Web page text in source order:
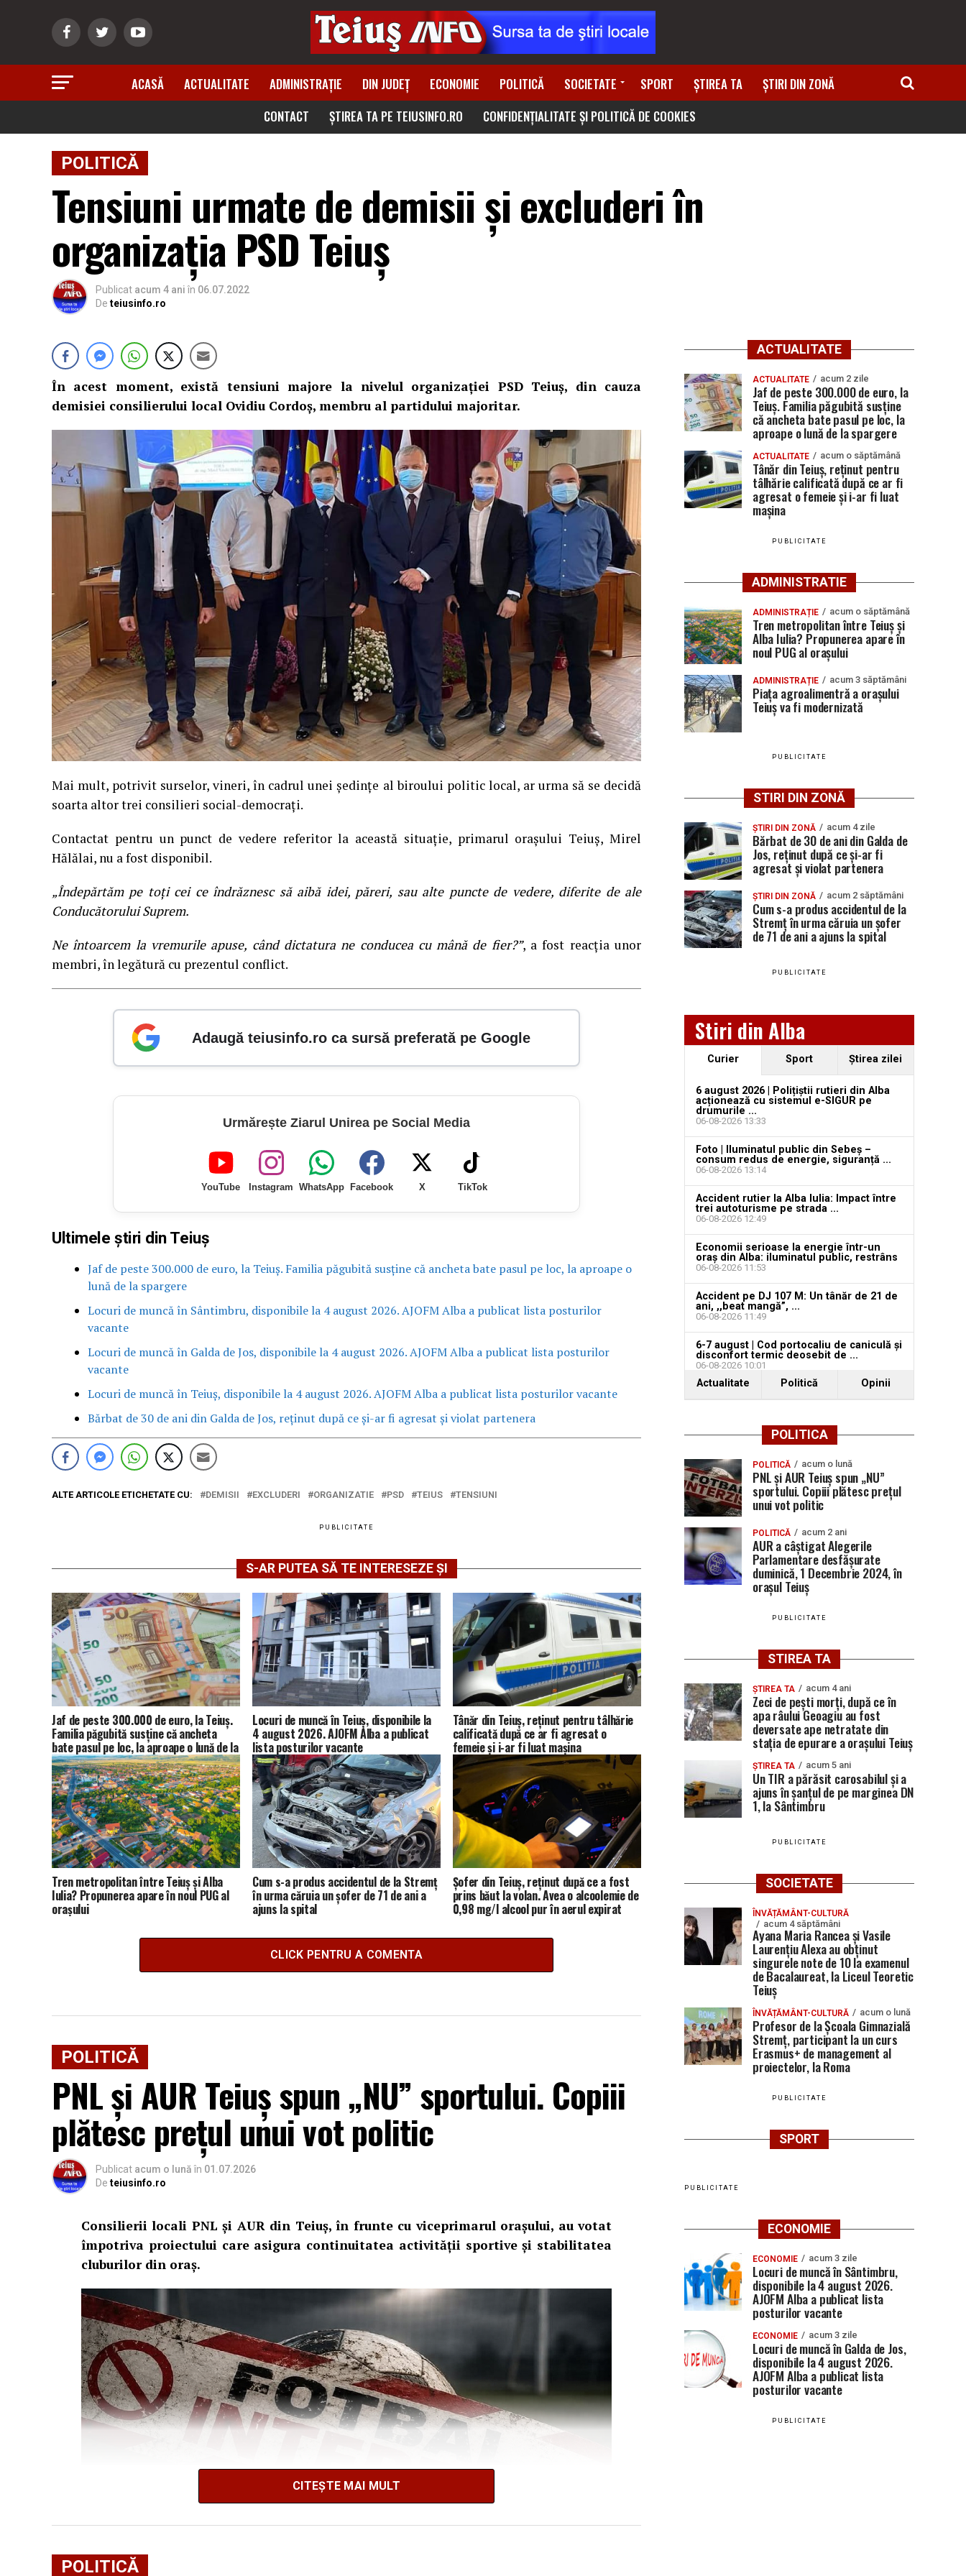
ACASĂ ACTUALITATE ADMINISTRAȚIE DIN JUDEȚ ECONOMIE POLITICĂ SOCIETATE SPORT ȘTIREA TA
ȘTIRI DIN ZONĂ
CONTACT
ȘTIREA TA PE TEIUSINFO.RO CONFIDENȚIALITATE ȘI POLITICĂ DE COOKIES
POLITICĂ
Tensiuni urmate de demisii și excluderi în
organizația PSD Teiuș
Publicat acum 4 ani în 06.07.2022
De teiusinfo.ro
În acest moment, există tensiuni majore la nivelul organizației PSD Teiuș, din cauza
demisiei consilierului local Ovidiu Cordoș, membru al partidului majoritar.
Mai mult, potrivit surselor, vineri, în cadrul unei ședințe al biroului politic local, ar urma să se decidă
soarta altor trei consilieri social-democrați.
Contactat pentru un punct de vedere referitor la această situație, primarul orașului Teiuș, Mirel
Hălălai, nu a fost disponibil.
„Îndepărtăm pe toți cei ce îndrăznesc să aibă idei, păreri, sau alte puncte de vedere, diferite de ale
Conducătorului Suprem.
Ne întoarcem la vremurile apuse, când dictatura ne conducea cu mână de fier?”, a fost reacția unor
membri, în legătură cu prezentul conflict.
Adaugă teiusinfo.ro ca sursă preferată pe Google
Urmărește Ziarul Unirea pe Social Media
YouTube Instagram WhatsApp Facebook X TikTok
Ultimele știri din Teiuș
Jaf de peste 300.000 de euro, la Teiuș. Familia păgubită susține că ancheta bate pasul pe loc, la aproape o
lună de la spargere
Locuri de muncă în Sântimbru, disponibile la 4 august 2026. AJOFM Alba a publicat lista posturilor
vacante
Locuri de muncă în Galda de Jos, disponibile la 4 august 2026. AJOFM Alba a publicat lista posturilor
vacante
Locuri de muncă în Teiuș, disponibile la 4 august 2026. AJOFM Alba a publicat lista posturilor vacante
Bărbat de 30 de ani din Galda de Jos, reținut după ce și-ar fi agresat și violat partenera
ALTE ARTICOLE ETICHETATE CU: DEMISII EXCLUDERI ORGANIZATIE PSD TEIUS TENSIUNI
PUBLICITATE
S-AR PUTEA SĂ TE INTERESEZE ȘI
Jaf de peste 300.000 de euro, la Teiuș.
Familia păgubită susține că ancheta
bate pasul pe loc, la aproape o lună de la
spargere
Locuri de muncă în Teiuș, disponibile la
4 august 2026. AJOFM Alba a publicat
lista posturilor vacante
Tânăr din Teiuș, reținut pentru tâlhărie
calificată după ce ar fi agresat o
femeie și i-ar fi luat mașina
Tren metropolitan între Teiuș și Alba
Iulia? Propunerea apare în noul PUG al
orașului
Cum s-a produs accidentul de la Stremț
în urma căruia un șofer de 71 de ani a
ajuns la spital
Șofer din Teiuș, reținut după ce a fost
prins băut la volan. Avea o alcoolemie de
0,98 mg/l alcool pur în aerul expirat
CLICK PENTRU A COMENTA
POLITICĂ
PNL și AUR Teiuș spun „NU” sportului. Copiii
plătesc prețul unui vot politic
Publicat acum o lună în 01.07.2026
De teiusinfo.ro
Consilierii locali PNL și AUR din Teiuș, în frunte cu viceprimarul orașului, au votat
împotriva proiectului care asigura continuitatea activității sportive și stabilitatea
cluburilor din oraș.
CITEȘTE MAI MULT
POLITICĂ
ACTUALITATE
ACTUALITATE acum 2 zile
Jaf de peste 300.000 de euro, la
Teiuș. Familia păgubită susține
că ancheta bate pasul pe loc, la
aproape o lună de la spargere
ACTUALITATE acum o săptămână
Tânăr din Teiuș, reținut pentru
tâlhărie calificată după ce ar fi
agresat o femeie și i-ar fi luat
mașina
PUBLICITATE
ADMINISTRATIE
ADMINISTRAȚIE acum o săptămână
Tren metropolitan între Teiuș și
Alba Iulia? Propunerea apare în
noul PUG al orașului
ADMINISTRAȚIE acum 3 săptămâni
Piața agroalimentră a orașului
Teiuș va fi modernizată
PUBLICITATE
STIRI DIN ZONĂ
ȘTIRI DIN ZONĂ acum 4 zile
Bărbat de 30 de ani din Galda de
Jos, reținut după ce și-ar fi
agresat și violat partenera
ȘTIRI DIN ZONĂ acum 2 săptămâni
Cum s-a produs accidentul de la
Stremț în urma căruia un șofer
de 71 de ani a ajuns la spital
PUBLICITATE
Stiri din Alba
Curier Sport Ştirea zilei
6 august 2026 | Polițiștii rutieri din Alba
acționează cu sistemul e-SIGUR pe
drumurile ...
06-08-2026 13:33
Foto | Iluminatul public din Sebeș –
consum redus de energie, siguranță ...
06-08-2026 13:14
Accident rutier la Alba Iulia: Impact între
trei autoturisme pe strada ...
06-08-2026 12:49
Economii serioase la energie într-un
oraș din Alba: iluminatul public, restrâns
06-08-2026 11:53
Accident pe DJ 107 M: Un tânăr de 21 de
ani, ,,beat mangă”, ...
06-08-2026 11:49
6-7 august | Cod portocaliu de caniculă și
disconfort termic deosebit de ...
06-08-2026 10:01
Actualitate Politică Opinii
POLITICA
POLITICĂ acum o lună
PNL și AUR Teiuș spun „NU”
sportului. Copiii plătesc prețul
unui vot politic
POLITICĂ acum 2 ani
AUR a câștigat Alegerile
Parlamentare desfășurate
duminică, 1 Decembrie 2024, în
orașul Teiuș
PUBLICITATE
STIREA TA
ȘTIREA TA acum 4 ani
Zeci de pești morți, după ce în
apa râului Geoagiu au fost
deversate ape netratate din
stația de epurare a orașului Teiuș
ȘTIREA TA acum 5 ani
Un TIR a părăsit carosabilul și a
ajuns în șanțul de pe marginea DN
1, la Sântimbru
PUBLICITATE
SOCIETATE
ÎNVĂȚĂMÂNT-CULTURĂ
acum 4 săptămâni
Ayana Maria Rancea și Vasile
Laurențiu Alexa au obținut
singurele note de 10 la examenul
de Bacalaureat, la Liceul Teoretic
Teiuș
ÎNVĂȚĂMÂNT-CULTURĂ acum o lună
Profesor de la Școala Gimnazială
Stremț, participant la un curs
Erasmus+ de management al
proiectelor, la Roma
PUBLICITATE
SPORT
PUBLICITATE
ECONOMIE
ECONOMIE acum 3 zile
Locuri de muncă în Sântimbru,
disponibile la 4 august 2026.
AJOFM Alba a publicat lista
posturilor vacante
ECONOMIE acum 3 zile
Locuri de muncă în Galda de Jos,
disponibile la 4 august 2026.
AJOFM Alba a publicat lista
posturilor vacante
PUBLICITATE